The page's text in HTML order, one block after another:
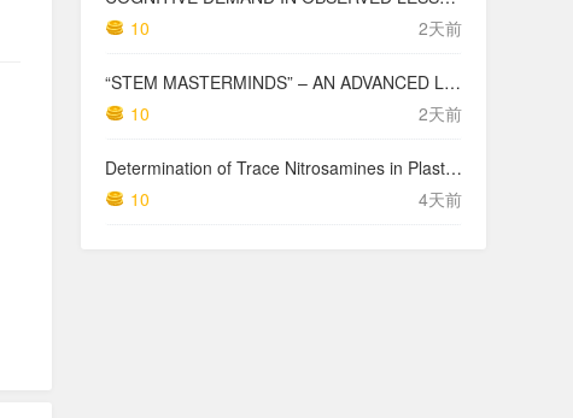
10
2天前
“STEM MASTERMINDS” – AN ADVANCED LEVEL INTEGRATED STEM CURRICULUM
10
2天前
Determination of Trace Nitrosamines in Plastic Pharmaceutical Packaging Materials
10
4天前